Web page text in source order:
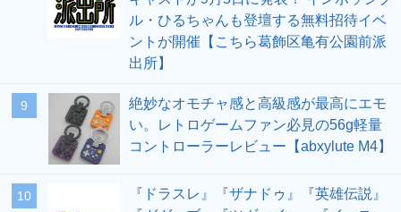
ル・ひるちゃんも登壇する無料招待イベ
ントが開催【こちら葛飾区亀有公園前派
出所】
9
絶妙なオモチャ感と高級感が最高にエモ
い。レトロゲームファン必見の56g軽量
コントローラーレビュー【abxylute M4】
10
『ドラスレ』『ザナドゥ』『英雄伝説』